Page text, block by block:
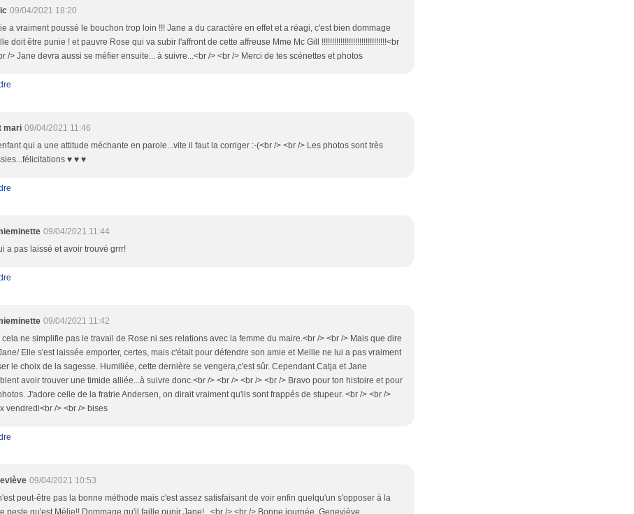
09/04/2021 18:20
a vraiment poussé le bouchon trop loin !!! Jane a du caractère en effet et a réagi, c'est bien dommage
doit être punie ! et pauvre Rose qui va subir l'affront de cette affreuse Mme Mc Gill !!!!!!!!!!!!!!!!!!!!!!!!!!!!!!!<br
/> Jane devra aussi se méfier ensuite... à suivre...<br /> <br /> Merci de tes scénettes et photos
mari 09/04/2021 11:46
qui a une attitude méchante en parole...vite il faut la corriger :-(<br /> <br /> Les photos sont très
♥ ♥ ♥
09/04/2021 11:44
a pas laissé et avoir trouvé grrr!
09/04/2021 11:42
cela ne simplifie pas le travail de Rose ni ses relations avec la femme du maire.<br /> <br /> Mais que dire
Elle s'est laissée emporter, certes, mais c'était pour défendre son amie et Mellie ne lui a pas vraiment
le choix de la sagesse. Humiliée, cette dernière se vengera,c'est sûr. Cependant Catja et Jane
avoir trouver une timide alliée...à suivre donc.<br /> <br /> <br /> <br /> Bravo pour ton histoire et pour
J'adore celle de la fratrie Andersen, on dirait vraiment qu'ils sont frappés de stupeur. <br /> <br />
vendredi<br /> <br /> bises
09/04/2021 10:53
peut-être pas la bonne méthode mais c'est assez satisfaisant de voir enfin quelqu'un s'opposer à la
peste qu'est Mélie!! Dommage qu'il faille punir Jane!...<br /> <br /> Bonne journée. Geneviève.